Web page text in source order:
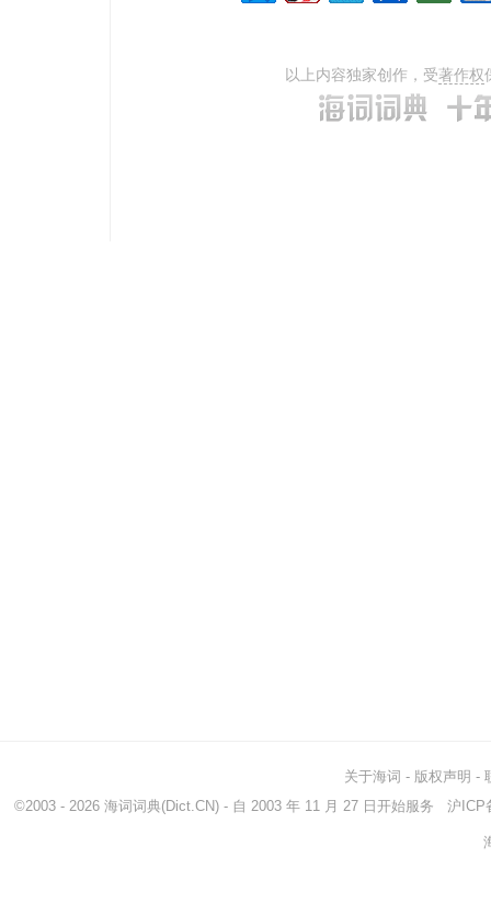
以上内容独家创作，受著作权
关于海词 - 版权声明 -
©2003 - 2026 海词词典(Dict.CN) - 自 2003 年 11 月 27 日开始服务 沪ICP